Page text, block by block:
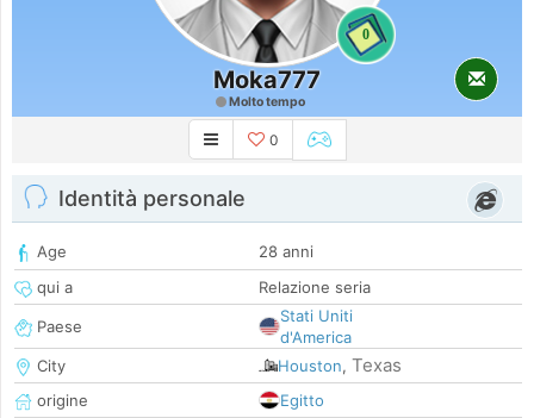
0
Moka777
Molto tempo
0
Identità personale
Age
28 anni
qui a
Relazione seria
Paese
Stati Uniti
d'America
City
Houston, Texas
origine
Egitto